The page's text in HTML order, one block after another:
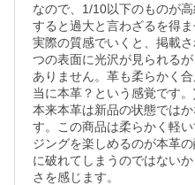
なので、1/10以下のものが
すると過大と言わざるを得ま
実際の質感でいくと、掲載
つの表面に光沢が見られる
ありません。革も柔らかく
当に本革？という感覚です。
本来本革は新品の状態では
す。この商品は柔らかく軽
ジングを楽しめるのが本革
に破れてしまうのではない
さを感じます。